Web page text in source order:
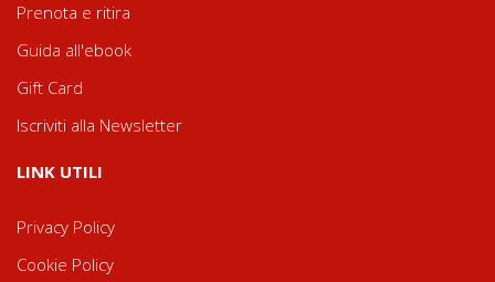
Prenota e ritira
Guida all'ebook
Gift Card
Iscriviti alla Newsletter
LINK UTILI
Privacy Policy
Cookie Policy